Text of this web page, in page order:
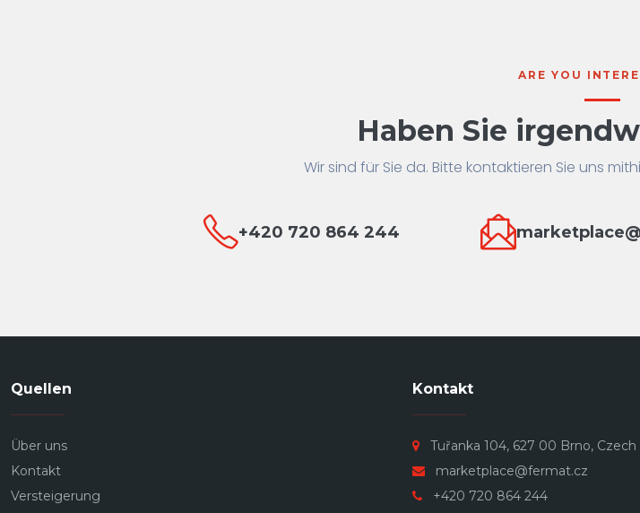
ARE YOU
Haben Sie
Wir sind für Sie da. Bitte kontaktieren Sie uns
+420 720 864 244
Quellen
Über uns
Kontakt
Versteigerung
Kontakt
Tuřanka 104, 627 00 Brno,
marketplace@fermat.cz
+420 720 864 244